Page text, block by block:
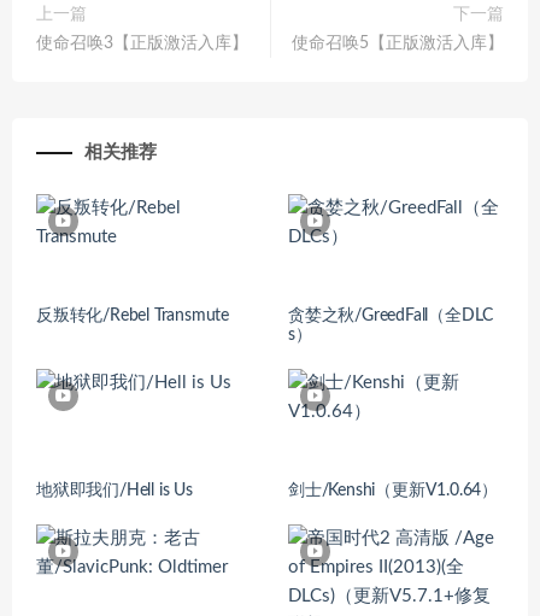
上一篇
使命召唤3【正版激活入库】
下一篇
使命召唤5【正版激活入库】
相关推荐
反叛转化/Rebel Transmute
贪婪之秋/GreedFall（全DLC
s）
地狱即我们/Hell is Us 剑士/Kenshi（更新V1.0.64）